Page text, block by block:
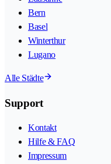
Bern
Basel
Winterthur
Lugano
Alle Städte
Support
Kontakt
Hilfe & FAQ
Impressum